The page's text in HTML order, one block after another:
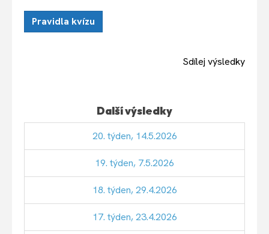
Pravidla kvízu
Sdílej výsledky
Další výsledky
20. týden, 14.5.2026
19. týden, 7.5.2026
18. týden, 29.4.2026
17. týden, 23.4.2026